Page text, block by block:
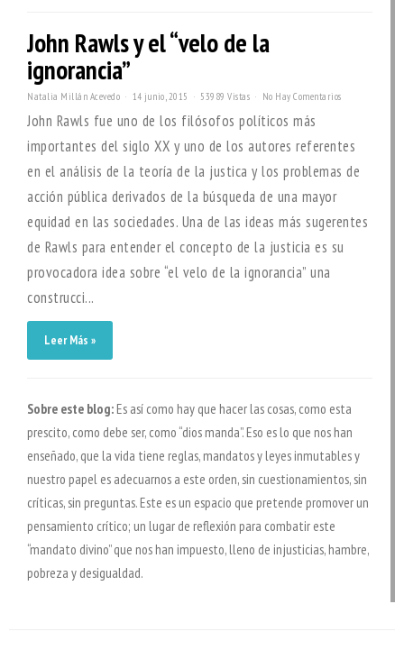
John Rawls y el “velo de la
ignorancia”
Natalia Millán Acevedo 14 junio, 2015 53989 Vistas No Hay Comentarios
John Rawls fue uno de los filósofos políticos más
importantes del siglo XX y uno de los autores referentes
en el análisis de la teoría de la justica y los problemas de
acción pública derivados de la búsqueda de una mayor
equidad en las sociedades. Una de las ideas más sugerentes
de Rawls para entender el concepto de la justicia es su
provocadora idea sobre “el velo de la ignorancia” una
construcci...
Leer Más »
Sobre este blog:Es así como hay que hacer las cosas, como esta
prescito, como debe ser, como “dios manda”. Eso es lo que nos han
enseñado, que la vida tiene reglas, mandatos y leyes inmutables y
nuestro papel es adecuarnos a este orden, sin cuestionamientos, sin
críticas, sin preguntas. Este es un espacio que pretende promover un
pensamiento crítico; un lugar de reflexión para combatir este
“mandato divino” que nos han impuesto, lleno de injusticias, hambre,
pobreza y desigualdad.